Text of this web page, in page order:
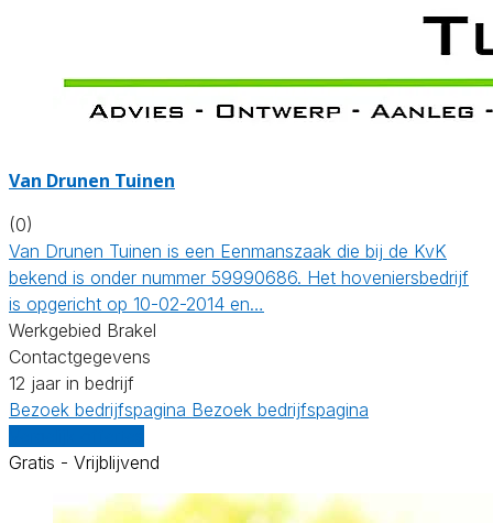
Van Drunen Tuinen
(0)
Van Drunen Tuinen is een Eenmanszaak die bij de KvK
bekend is onder nummer 59990686. Het hoveniersbedrijf
is opgericht op 10-02-2014 en…
Werkgebied Brakel
Contactgegevens
12 jaar in bedrijf
Bezoek bedrijfspagina Bezoek bedrijfspagina
Gratis - Vrijblijvend